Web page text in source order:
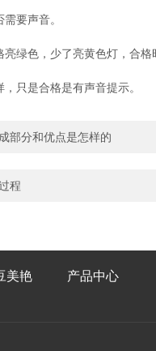
要声音。
色，少了亮黄色灯，合格
只是合格是有声音提示。
部分和优点是怎样的
程
美艳
产品中心